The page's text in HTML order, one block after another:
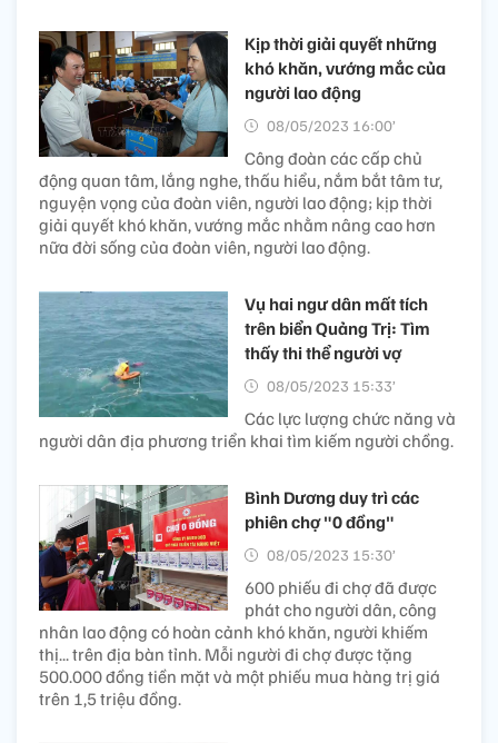
Kịp thời giải quyết những
khó khăn, vướng mắc của
người lao động
08/05/2023 16:00’
Công đoàn các cấp chủ
động quan tâm, lắng nghe, thấu hiểu, nắm bắt tâm tư,
nguyện vọng của đoàn viên, người lao động; kịp thời
giải quyết khó khăn, vướng mắc nhằm nâng cao hơn
nữa đời sống của đoàn viên, người lao động.
Vụ hai ngư dân mất tích
trên biển Quảng Trị: Tìm
thấy thi thể người vợ
08/05/2023 15:33’
Các lực lượng chức năng và
người dân địa phương triển khai tìm kiếm người chồng.
Bình Dương duy trì các
phiên chợ "0 đồng"
08/05/2023 15:30’
600 phiếu đi chợ đã được
phát cho người dân, công
nhân lao động có hoàn cảnh khó khăn, người khiếm
thị... trên địa bàn tỉnh. Mỗi người đi chợ được tặng
500.000 đồng tiền mặt và một phiếu mua hàng trị giá
trên 1,5 triệu đồng.